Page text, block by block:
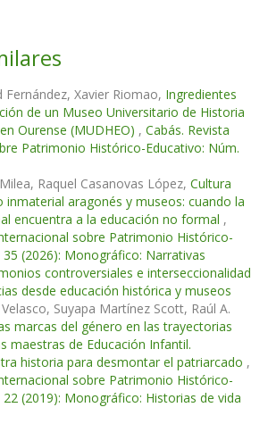
Fernández, Xavier Riomao, Ingredientes
de un Museo Universitario de Historia
Ourense (MUDHEO) , Cabás. Revista
Patrimonio Histórico-Educativo: Núm.
Raquel Casanovas López, Cultura
inmaterial aragonés y museos: cuando la
encuentra a la educación no formal ,
sobre Patrimonio Histórico-
35 (2026): Monográfico: Narrativas
controversiales e interseccionalidad
desde educación histórica y museos
Suyapa Martínez Scott, Raúl A.
marcas del género en las trayectorias
maestras de Educación Infantil.
historia para desmontar el patriarcado ,
sobre Patrimonio Histórico-
22 (2019): Monográfico: Historias de vida